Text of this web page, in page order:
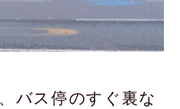
バス停のすぐ裏な